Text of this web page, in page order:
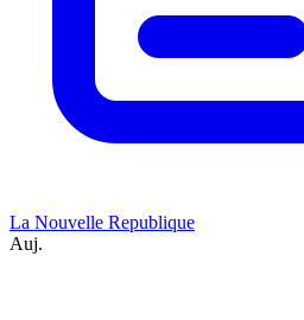
La Nouvelle Republique
Auj.